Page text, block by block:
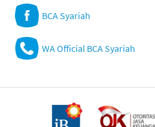
BCA Syariah
WA Official BCA Syariah